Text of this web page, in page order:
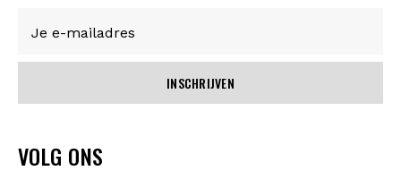
INSCHRIJVEN
VOLG ONS